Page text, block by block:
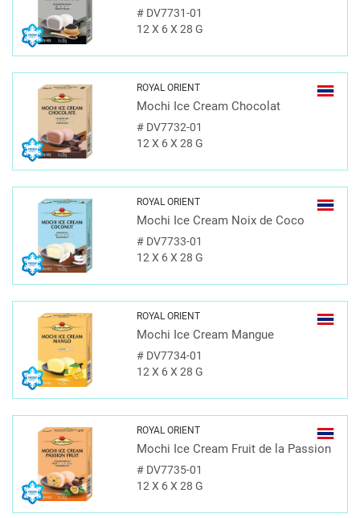
#DV7731-01
12 X 6 X 28 G
ROYAL ORIENT
Mochi Ice Cream Chocolat
#DV7732-01
12 X 6 X 28 G
ROYAL ORIENT
Mochi Ice Cream Noix de Coco
#DV7733-01
12 X 6 X 28 G
ROYAL ORIENT
Mochi Ice Cream Mangue
#DV7734-01
12 X 6 X 28 G
ROYAL ORIENT
Mochi Ice Cream Fruit de la Passion
#DV7735-01
12 X 6 X 28 G